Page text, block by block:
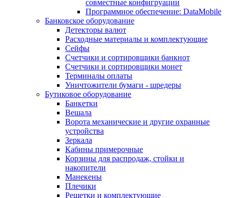
совместные конфигруации
Программное обеспечение: DataMobile
Банковское оборудование
Детекторы валют
Расходные материалы и комплектующие
Сейфы
Счетчики и сортировщики банкнот
Счетчики и сортировщики монет
Терминалы оплаты
Уничтожители бумаги - шредеры
Бутиковое оборудование
Банкетки
Вешала
Ворота механические и другие охранные
устройства
Зеркала
Кабины примерочные
Корзины для распродаж, стойки и
накопители
Манекены
Плечики
Решетки и комплектующие